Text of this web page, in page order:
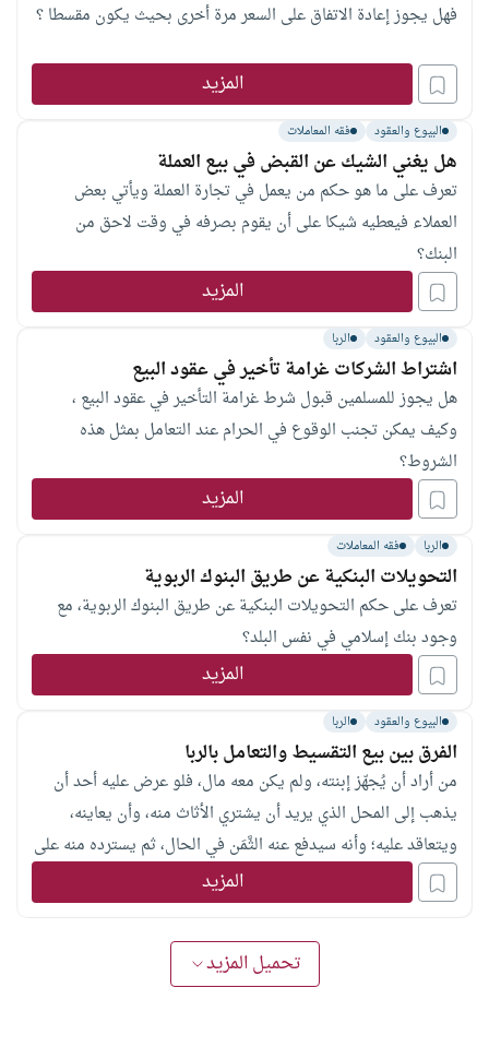
فهل يجوز إعادة الاتفاق على السعر مرة أخرى بحيث يكون مقسطا ؟
المزيد
البيوع والعقود فقه المعاملات
هل يغني الشيك عن القبض في بيع العملة
تعرف على ما هو حكم من يعمل في تجارة العملة ويأتي بعض
العملاء فيعطيه شيكا على أن يقوم بصرفه في وقت لاحق من
البنك؟
المزيد
البيوع والعقود الربا
اشتراط الشركات غرامة تأخير في عقود البيع
هل يجوز للمسلمين قبول شرط غرامة التأخير في عقود البيع ،
وكيف يمكن تجنب الوقوع في الحرام عند التعامل بمثل هذه
الشروط؟
المزيد
الربا فقه المعاملات
التحويلات البنكية عن طريق البنوك الربوية
تعرف على حكم التحويلات البنكية عن طريق البنوك الربوية، مع
وجود بنك إسلامي في نفس البلد؟
المزيد
البيوع والعقود الربا
الفرق بين بيع التقسيط والتعامل بالربا
من أراد أن يُجهّز إبنته، ولم يكن معه مال، فلو عرض عليه أحد أن
يذهب إلى المحل الذي يريد أن يشتري الأثاث منه، وأن يعاينه،
ويتعاقد عليه؛ وأنه سيدفع عنه الثَّمَن في الحال، ثم يسترده منه على
جائز شرعا؟
المزيد
تحميل المزيد